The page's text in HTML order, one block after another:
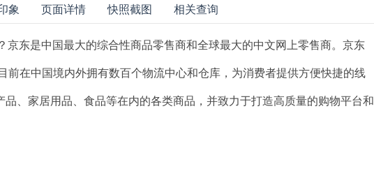
象 页面详情 快照截图 相关查询
京东是中国最大的综合性商品零售商和全球最大的中文网上零售商。京东
前在中国境内外拥有数百个物流中心和仓库，为消费者提供方便快捷的线
、家居用品、食品等在内的各类商品，并致力于打造高质量的购物平台和